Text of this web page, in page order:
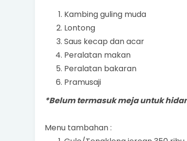
Kambing guling muda
Lontong
Saus kecap dan acar
Peralatan makan
Peralatan bakaran
Pramusaji
*Belum termasuk meja untuk
Menu tambahan :